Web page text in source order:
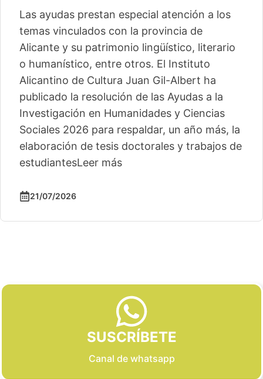
Las ayudas prestan especial atención a los
temas vinculados con la provincia de
Alicante y su patrimonio lingüístico, literario
o humanístico, entre otros. El Instituto
Alicantino de Cultura Juan Gil-Albert ha
publicado la resolución de las Ayudas a la
Investigación en Humanidades y Ciencias
Sociales 2026 para respaldar, un año más, la
elaboración de tesis doctorales y trabajos de
estudiantesLeer más
21/07/2026
SUSCRÍBETE
Canal de whatsapp